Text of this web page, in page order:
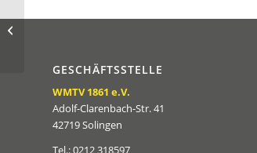
GESCHÄFTSSTELLE
WMTV 1861 e.V.
Adolf-Clarenbach-Str. 41
42719 Solingen
Jahresrückblick 2025: